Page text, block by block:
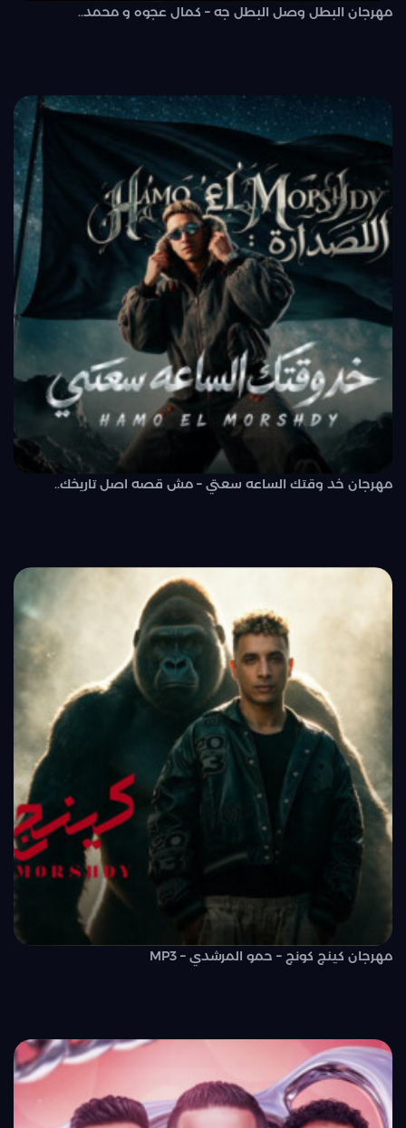
مهرجان البطل وصل البطل جه – كمال عجوه و محمد..
مهرجان خد وقتك الساعه سعتي – مش قصه اصل تاريخك..
مهرجان كينج كونج – حمو المرشدي – MP3